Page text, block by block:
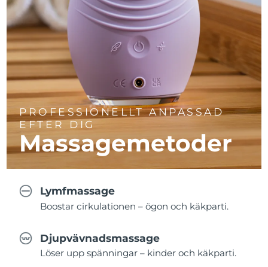
PROFESSIONELLT ANPASSAD
EFTER DIG
Massagemetoder
Lymfmassage
Boostar cirkulationen – ögon och käkparti.
Djupvävnadsmassage
Löser upp spänningar – kinder och käkparti.